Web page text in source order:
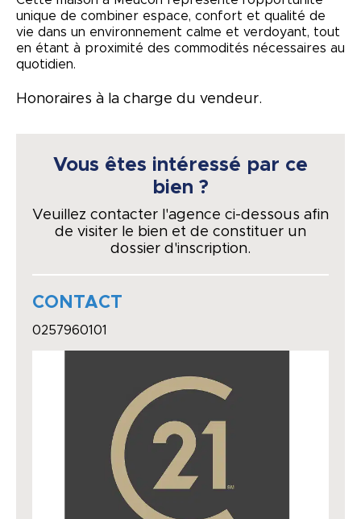
unique de combiner espace, confort et qualité de
vie dans un environnement calme et verdoyant, tout
en étant à proximité des commodités nécessaires au
quotidien.
Honoraires à la charge du vendeur.
Vous êtes intéressé par ce
bien ?
Veuillez contacter l'agence ci-dessous afin
de visiter le bien et de constituer un
dossier d'inscription.
CONTACT
0257960101